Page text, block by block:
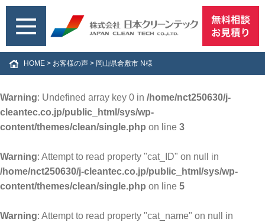
HOME > お客様の声 > 岡山県倉敷市 N様
Warning: Undefined array key 0 in /home/nct250630/j-
cleantec.co.jp/public_html/sys/wp-
content/themes/clean/single.php on line 3
Warning: Attempt to read property "cat_ID" on null in
/home/nct250630/j-cleantec.co.jp/public_html/sys/wp-
content/themes/clean/single.php on line 5
Warning: Attempt to read property "cat_name" on null in